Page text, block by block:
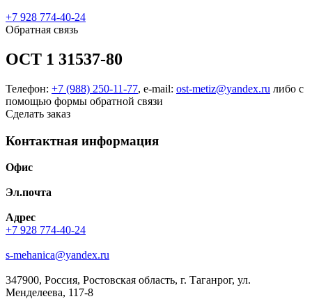
+7 928 774-40-24
Обратная связь
ОСТ 1 31537-80
Телефон: +7 (988) 250-11-77, e-mail: ost-metiz@yandex.ru либо с
помощью формы обратной связи
Сделать заказ
Контактная информация
Офис
Эл.почта
Адрес
+7 928 774-40-24
s-mehanica@yandex.ru
347900, Россия, Ростовская область, г. Таганрог, ул.
Менделеева, 117-8